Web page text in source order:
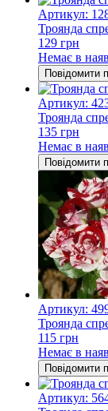
Артикул:
Троянда
129 грн
Немає в
Повідомити
Артикул:
Троянда
135 грн
Немає в
Повідомити
Артикул:
Троянда
115 грн
Немає в
Повідомити
Артикул: